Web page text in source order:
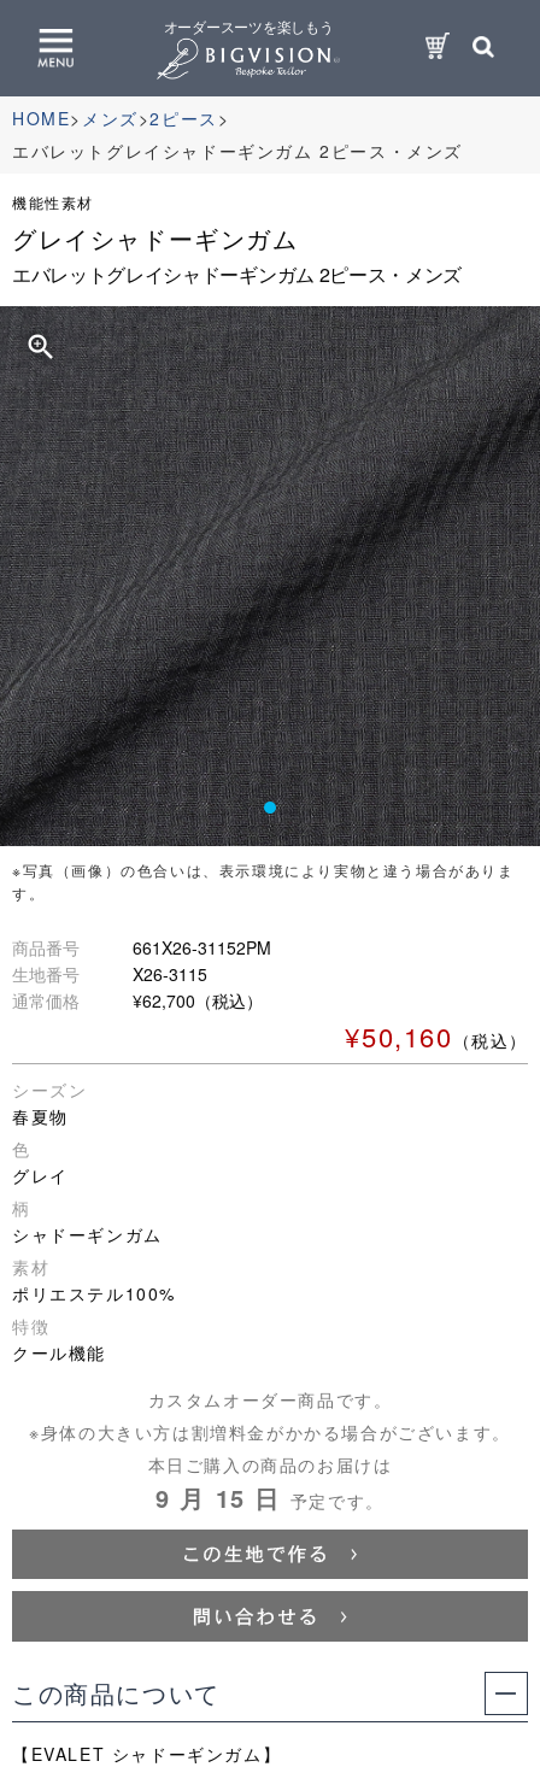
オーダースーツを楽しもう
HOME メンズ 2ピース
エバレットグレイシャドーギンガム 2ピース・メンズ
機能性素材
グレイシャドーギンガム
エバレットグレイシャドーギンガム 2ピース・メンズ
zoom_in
※写真（画像）の色合いは、表示環境により実物と違う場合がありま
す。
商品番号
661X26-31152PM
生地番号
X26-3115
通常価格
¥62,700（税込）
¥50,160 （税込）
シーズン
春夏物
色
グレイ
柄
シャドーギンガム
素材
ポリエステル100%
特徴
クール機能
カスタムオーダー商品です。
※身体の大きい方は割増料金がかかる場合がございます。
本日ご購入の商品のお届けは
9 月 15 日 予定です。
この商品について
【EVALET シャドーギンガム】